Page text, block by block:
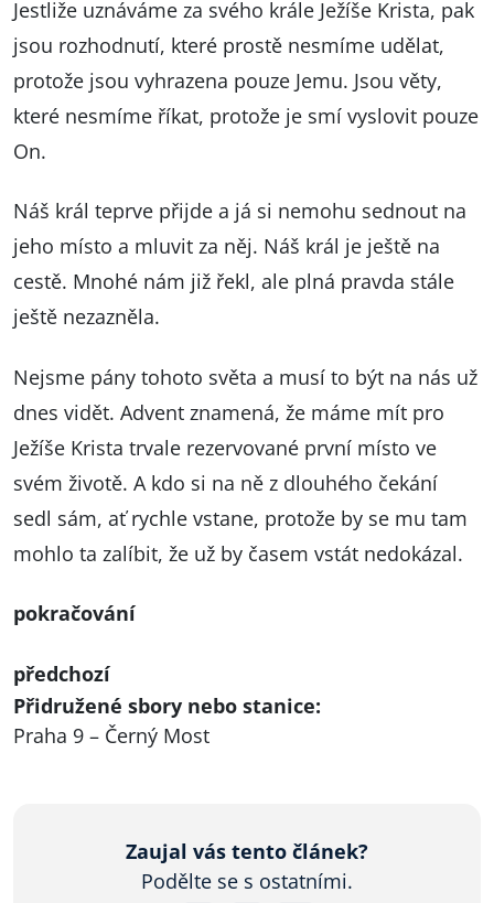
Jestliže uznáváme za svého krále Ježíše Krista, pak
jsou rozhodnutí, které prostě nesmíme udělat,
protože jsou vyhrazena pouze Jemu. Jsou věty,
které nesmíme říkat, protože je smí vyslovit pouze
On.
Náš král teprve přijde a já si nemohu sednout na
jeho místo a mluvit za něj. Náš král je ještě na
cestě. Mnohé nám již řekl, ale plná pravda stále
ještě nezazněla.
Nejsme pány tohoto světa a musí to být na nás už
dnes vidět. Advent znamená, že máme mít pro
Ježíše Krista trvale rezervované první místo ve
svém životě. A kdo si na ně z dlouhého čekání
sedl sám, ať rychle vstane, protože by se mu tam
mohlo ta zalíbit, že už by časem vstát nedokázal.
pokračování
předchozí
Přidružené sbory nebo stanice:
Praha 9 – Černý Most
Zaujal vás tento článek?
Podělte se s ostatními.